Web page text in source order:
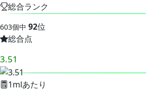
総合ランク
603個中 92位
総合点
3.51
1mlあたり